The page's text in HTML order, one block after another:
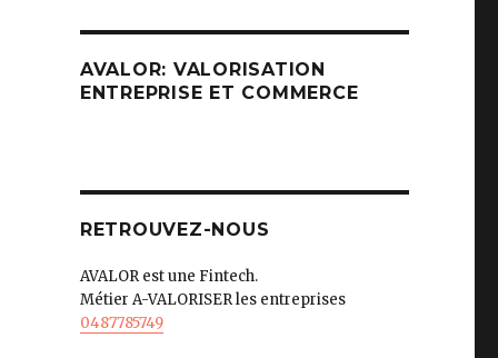
AVALOR: VALORISATION
ENTREPRISE ET COMMERCE
RETROUVEZ-NOUS
AVALOR est une Fintech.
Métier A-VALORISER les entreprises
0487785749